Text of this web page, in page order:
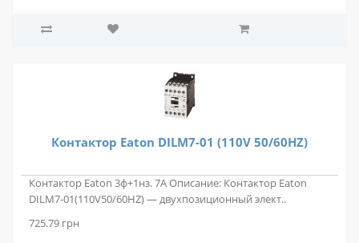
Контактор Eaton DILM7-01 (110V 50/60HZ)
Контактор Eaton 3ф+1нз. 7А Описание: Контактор Eaton
DILM7-01(110V50/60HZ) — двухпозиционный элект..
725.79 грн